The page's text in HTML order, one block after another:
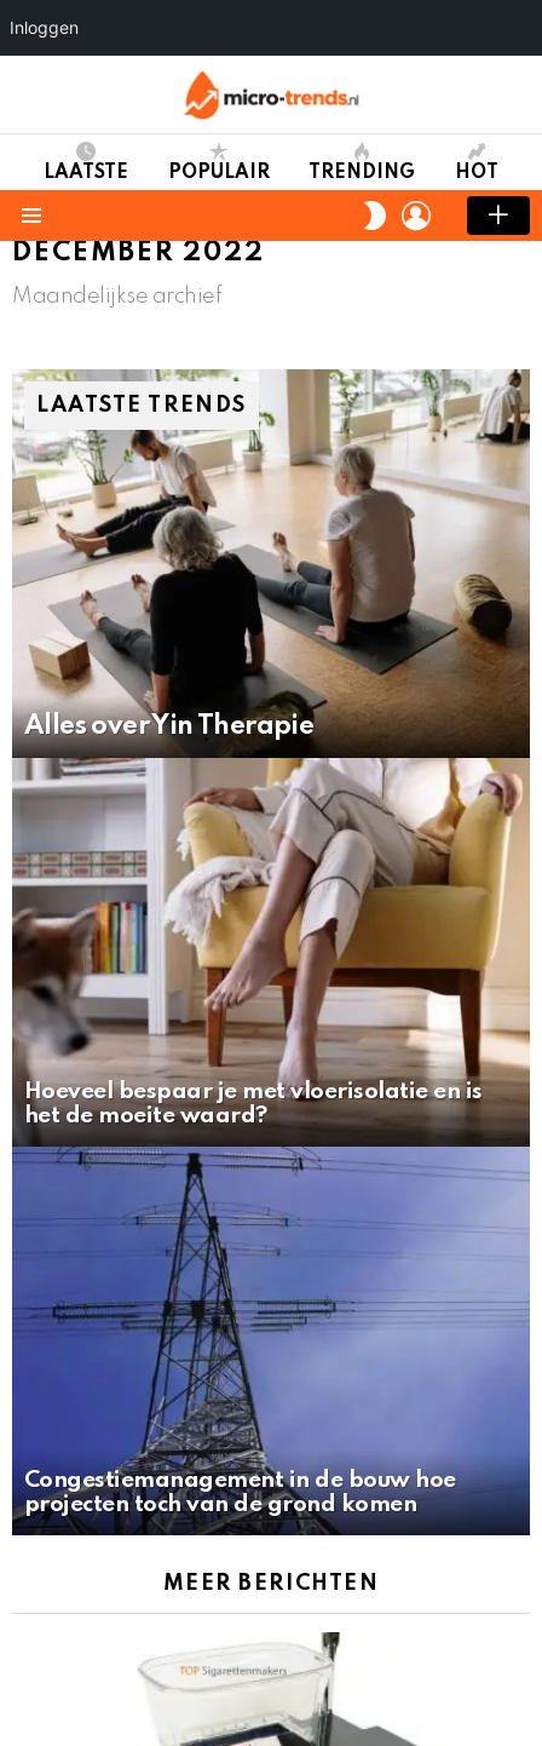
LAATSTE POPULAIR TRENDING HOT
SWITCH
SKIN
LOGIN
DECEMBER 2022
Maandelijkse archief
LAATSTE TRENDS
Alles over Yin Therapie
Hoeveel bespaar je met vloerisolatie en is
het de moeite waard?
Congestiemanagement in de bouw hoe
projecten toch van de grond komen
MEER BERICHTEN
Inloggen